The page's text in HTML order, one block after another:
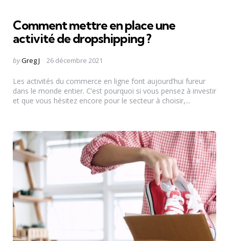
Comment mettre en place une
activité de dropshipping ?
Posted
byGreg J 26 décembre 2021
Les activités du commerce en ligne font aujourd’hui fureur
dans le monde entier. C’est pourquoi si vous pensez à investir
et que vous hésitez encore pour le secteur à choisir,...